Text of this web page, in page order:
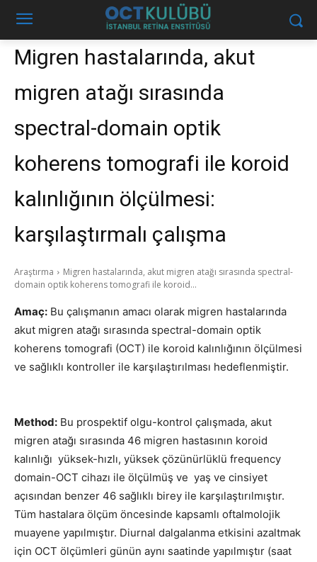
Migren hastalarında, akut
migren atağı sırasında
spectral-domain optik
koherens tomografi ile koroid
kalınlığının ölçülmesi:
karşılaştırmalı çalışma
Araştırma
Migren hastalarında, akut migren atağı sırasında spectral-
domain optik koherens tomografi ile koroid...
Amaç: Bu çalışmanın amacı olarak migren hastalarında
akut migren atağı sırasında spectral-domain optik
koherens tomografi (OCT) ile koroid kalınlığının ölçülmesi
ve sağlıklı kontroller ile karşılaştırılması hedeflenmiştir.
Method: Bu prospektif olgu-kontrol çalışmada, akut
migren atağı sırasında 46 migren hastasının koroid
kalınlığı yüksek-hızlı, yüksek çözünürlüklü frequency
domain-OCT cihazı ile ölçülmüş ve yaş ve cinsiyet
açısından benzer 46 sağlıklı birey ile karşılaştırılmıştır.
Tüm hastalara ölçüm öncesinde kapsamlı oftalmolojik
muayene yapılmıştır. Diurnal dalgalanma etkisini azaltmak
için OCT ölçümleri günün aynı saatinde yapılmıştır (saat